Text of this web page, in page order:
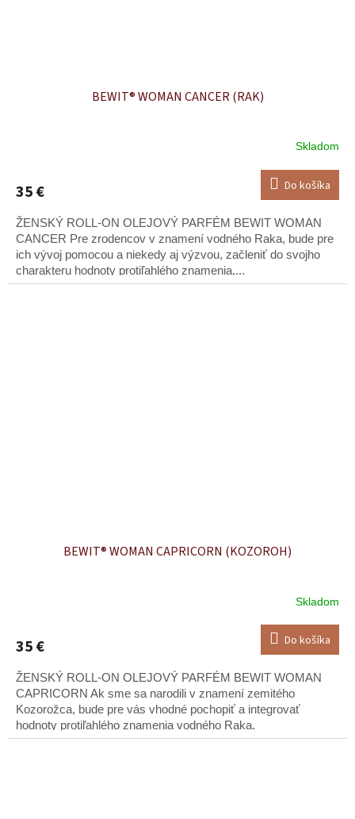
BEWIT® WOMAN CANCER (RAK)
Skladom
35 € Do košíka
ŽENSKÝ ROLL-ON OLEJOVÝ PARFÉM BEWIT WOMAN
CANCER Pre zrodencov v znamení vodného Raka, bude pre
ich vývoj pomocou a niekedy aj výzvou, začleniť do svojho
charakteru hodnoty protiľahlého znamenia,...
BEWIT® WOMAN CAPRICORN (KOZOROH)
Skladom
35 € Do košíka
ŽENSKÝ ROLL-ON OLEJOVÝ PARFÉM BEWIT WOMAN
CAPRICORN Ak sme sa narodili v znamení zemitého
Kozorožca, bude pre vás vhodné pochopiť a integrovať
hodnoty protiľahlého znamenia vodného Raka.